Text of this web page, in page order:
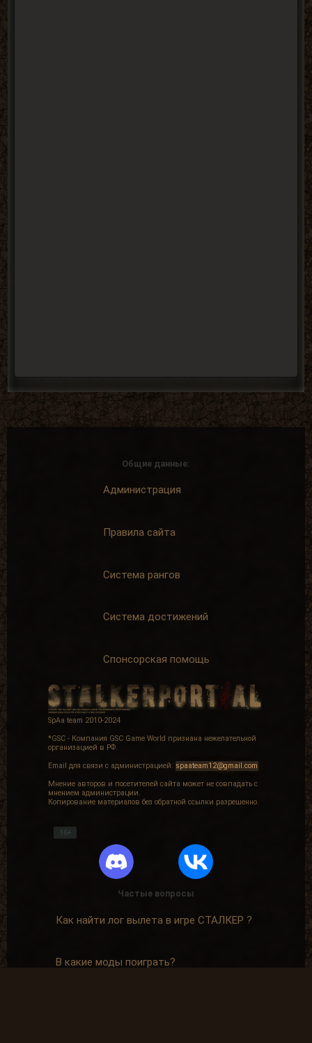
Общие данные:
Администрация
Правила сайта
Система рангов
Система достижений
Спонсорская помощь
SpAa team 2010-2024
*GSC - Компания GSC Game World признана нежелательной
организацией в РФ.
Email для связи с администрацией: spaateam12@gmail.com
Мнение авторов и посетителей сайта может не совпадать с
мнением администрации.
Копирование материалов без обратной ссылки разрешенно.
16+
Частые вопросы
Как найти лог вылета в игре СТАЛКЕР ?
В какие моды поиграть?